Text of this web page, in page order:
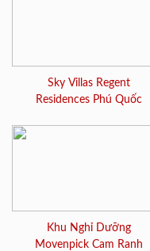
Sky Villas Regent
Residences Phú Quốc
Khu Nghỉ Dưỡng
Movenpick Cam Ranh